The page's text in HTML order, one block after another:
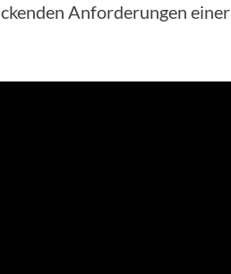
Anforderungen einer